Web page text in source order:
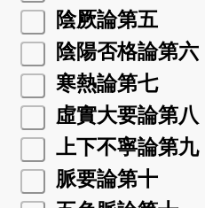
陰厥論第五
陰陽否格論第六
寒熱論第七
虛實大要論第八
上下不寧論第九
脈要論第十